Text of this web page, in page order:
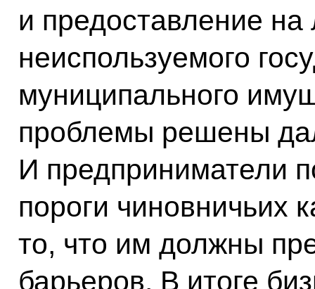
и предоставление на
неиспользуемого
муниципального
проблемы решены
И предприниматели
пороги чиновничьих
то, что им должны
барьеров. В итоге